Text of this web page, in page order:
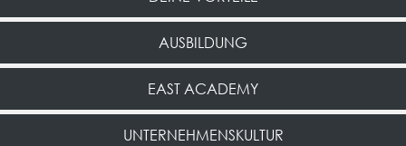
AUSBILDUNG
EAST ACADEMY
UNTERNEHMENSKULTUR